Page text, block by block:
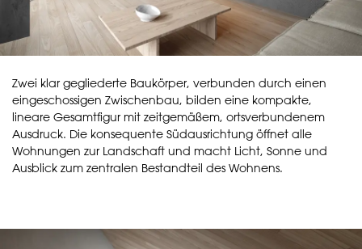
Zwei klar gegliederte Baukörper, verbunden durch einen
eingeschossigen Zwischenbau, bilden eine kompakte,
lineare Gesamtfigur mit zeitgemäßem, ortsverbundenem
Ausdruck. Die konsequente Südausrichtung öffnet alle
Wohnungen zur Landschaft und macht Licht, Sonne und
Ausblick zum zentralen Bestandteil des Wohnens.